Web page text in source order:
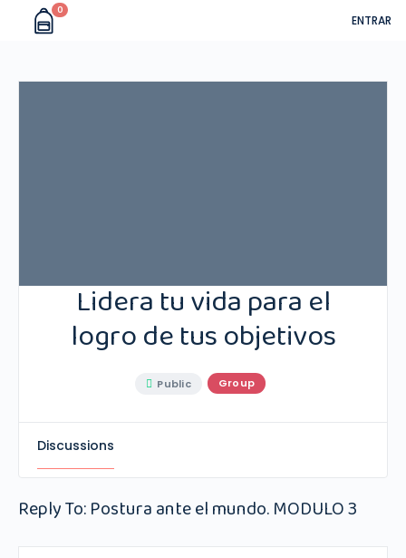
0
ENTRAR
Lidera tu vida para el
logro de tus objetivos
Public Group
Discussions
Reply To: Postura ante el mundo. MODULO 3